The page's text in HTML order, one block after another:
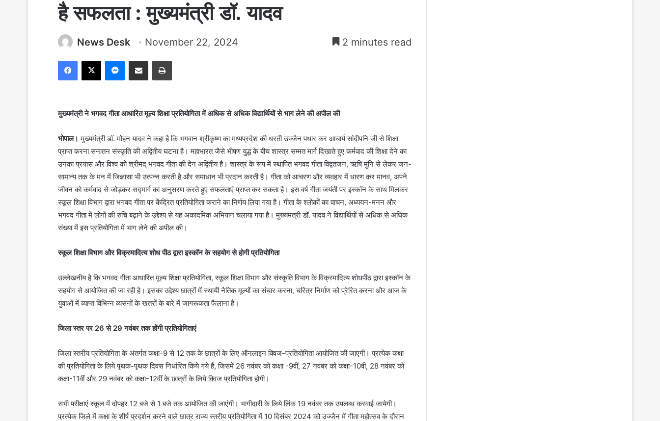
है सफलता : मुख्यमंत्री डॉ. यादव
News Desk November 22, 2024 2 minutes read
Facebook
X Messenger
Share via Email Print
मुख्यमंत्री ने भगवद गीता आधारित मूल्य शिक्षा प्रतियोगिता में अधिक से अधिक विद्यार्थियों से भाग लेने की अपील की
भोपाल। मुख्यमंत्री डॉ. मोहन यादव ने कहा है कि भगवान श्रीकृष्ण का मध्यप्रदेश की धरती उज्जैन पधार कर आचार्य सांदीपनि जी से शिक्षा
प्राप्त करना सनातन संस्कृति की अद्वितीय घटना है। महाभारत जैसे भीषण युद्ध के बीच शास्त्र सम्मत मार्ग दिखाते हुए कर्मवाद की शिक्षा देने का
उनका प्रयास और विश्व को श्रीमद् भगवद गीता की देन अद्वितीय है। शास्त्र के रूप में स्थापित भगवद गीता विद्वतजन, ऋषि मुनि से लेकर जन-
सामान्य तक के मन में जिज्ञासा भी उत्पन्न करती है और समाधान भी प्रदान करती है। गीता को आचरण और व्यवहार में धारण कर मानव, अपने
जीवन को कर्मवाद से जोड़कर सद्मार्ग का अनुसरण करते हुए सफलताएं प्राप्त कर सकता है। इस वर्ष गीता जयंती पर इस्कॉन के साथ मिलकर
स्कूल शिक्षा विभाग द्वारा भगवद गीता पर केंद्रित प्रतियोगिता कराने का निर्णय लिया गया है। गीता के श्लोकों का वाचन, अध्ययन-मनन और
भगवद गीता में लोगों की रुचि बढ़ाने के उद्देश्य से यह अकादमिक अभियान चलाया गया है। मुख्यमंत्री डॉ. यादव ने विद्यार्थियों से अधिक से अधिक
संख्या में इस प्रतियोगिता में भाग लेने की अपील की।
स्कूल शिक्षा विभाग और विक्रमादित्य शोध पीठ द्वारा इस्कॉन के सहयोग से होगी प्रतियोगिता
उल्लेखनीय है कि भगवद गीता आधारित मूल्य शिक्षा प्रतियोगिता, स्कूल शिक्षा विभाग और संस्कृति विभाग के विक्रमादित्य शोधपीठ द्वारा इस्कॉन के
सहयोग से आयोजित की जा रही है। इसका उद्देश्य छात्रों में स्थायी नैतिक मूल्यों का संचार करना, चरित्र निर्माण को प्रेरित करना और आज के
युवाओं में व्याप्त विभिन्न व्यसनों के खतरों के बारे में जागरूकता फैलाना है।
जिला स्तर पर 26 से 29 नवंबर तक होंगी प्रतियोगिताएं
जिला स्तरीय प्रतियोगिता के अंतर्गत कक्षा-9 से 12 तक के छात्रों के लिए ऑनलाइन क्विज-प्रतियोगिता आयोजित की जाएगी। प्रत्येक कक्षा
की प्रतियोगिता के लिये पृथक-पृथक दिवस निर्धारित किये गये हैं, जिसमें 26 नवंबर को कक्षा -9वीं, 27 नवंबर को कक्षा-10वीं, 28 नवंबर को
कक्षा-11वीं और 29 नवंबर को कक्षा-12वीं के छात्रों के लिये क्विज प्रतियोगिता होगी।
सभी परीक्षाएं स्कूल में दोपहर 12 बजे से 1 बजे तक आयोजित की जाएंगी। भागीदारी के लिये लिंक 19 नवंबर तक उपलब्ध करवाई जायेगी।
प्रत्येक जिले में कक्षा के शीर्ष प्रदर्शन करने वाले छात्र राज्य स्तरीय प्रतियोगिता में 10 दिसंबर 2024 को उज्जैन में गीता महोत्सव के दौरान